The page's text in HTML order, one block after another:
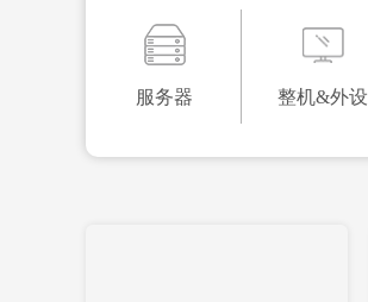
服务器
整机&外设